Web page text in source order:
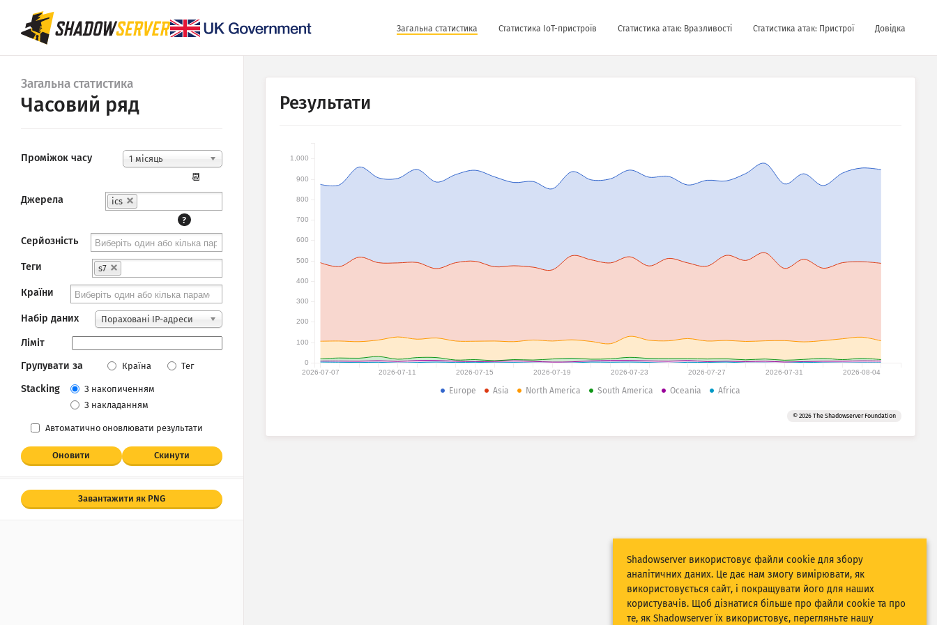
Загальна статистика Статистика IoT-пристроїв Статистика атак: Вразливості Статистика атак: Пристрої Довідка
Загальна статистика
Часовий ряд
Проміжок часу 1 місяць
📆
Джерела
ics
?
Серйозність
Теги s7
Країни
Набір даних Пораховані IP-адреси
Ліміт
Групувати за
Країна Тег
Stacking
З накопиченням
З накладанням
Автоматично оновлювати результати
Оновити Скинути
Завантажити як PNG
Результати
2026-07-07 2026-07-11 2026-07-15 2026-07-19 2026-07-23 2026-07-27 2026-07-31 2026-08-04
0
100
200
300
400
500
600
700
800
900
1,000
Europe Asia North America South America Oceania Africa
© 2026 The Shadowserver Foundation
Shadowserver використовує файли cookie для збору
аналітичних даних. Це дає нам змогу вимірювати, як
використовується сайт, і покращувати його для наших
користувачів. Щоб дізнатися більше про файли cookie та про
те, як Shadowserver їх використовує, перегляньте нашу